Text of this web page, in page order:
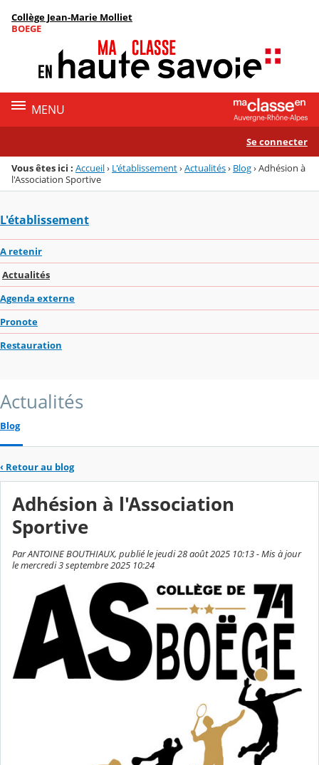
Menu de la rubrique
Contenu
Collège Jean-Marie Molliet
BOEGE
MENU
Se connecter
Vous êtes ici : Accueil› L'établissement›Actualités› Blog›Adhésion à
l'Association Sportive
L'établissement
A retenir
Actualités
Agenda externe
Pronote
Restauration
Actualités
Blog
‹ Retour au blog
Adhésion à l'Association
Sportive
Par ANTOINE BOUTHIAUX, publié le jeudi 28 août 2025 10:13 - Mis à jour
le mercredi 3 septembre 2025 10:24